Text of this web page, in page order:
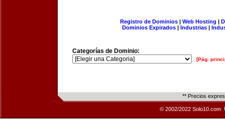
Registro de Dominios| Web Hosting |
Dominios Expirados | Industrias |
Categorías de Dominio:
[Pág.
** Precios
© 2002/2022 Solo10.com